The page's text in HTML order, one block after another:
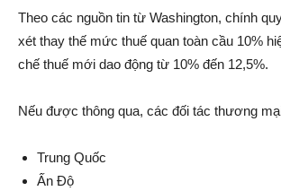
Theo các nguồn tin từ Washington, chính
xét thay thế mức thuế quan toàn cầu 10%
chế thuế mới dao động từ 10% đến 12,5%.
Nếu được thông qua, các đối tác thương
Trung Quốc
Ấn Độ